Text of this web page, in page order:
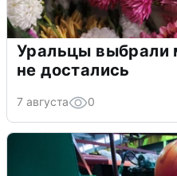
Уральцы
не достались
7 августа 0